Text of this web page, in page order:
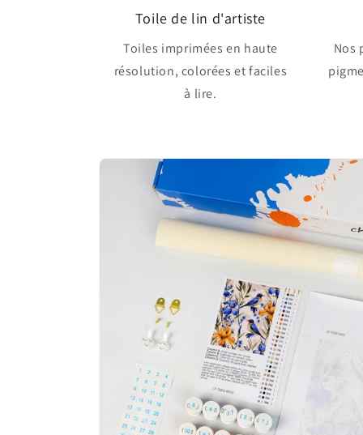
Toile de lin d'artiste
Toiles imprimées en haute
résolution, colorées et faciles
à lire.
Nos